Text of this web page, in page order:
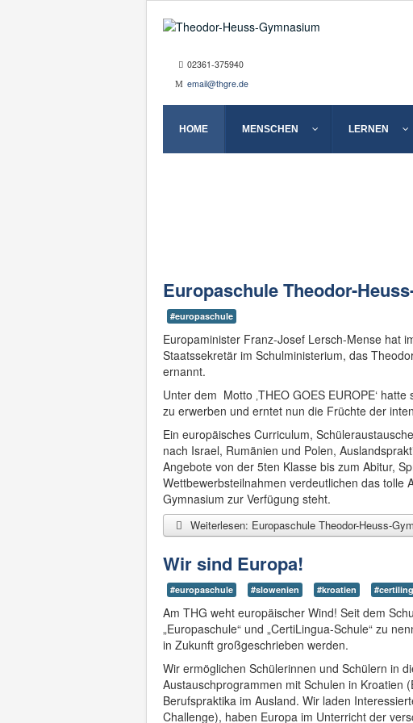
02361-375940
email@thgre.de
HOME MENSCHEN LERNEN
Europaschule Theodor-
#europaschule
Europaminister Franz-Josef Lersch-Mense hat
Staatssekretär im Schulministerium, das
ernannt.
Unter dem Motto ‚THEO GOES EUROPE‘
zu erwerben und erntet nun die Früchte der
Ein europäisches Curriculum,
nach Israel, Rumänien und Polen,
Angebote von der 5ten Klasse bis zum Abitur,
Wettbewerbsteilnahmen verdeutlichen das tolle
Gymnasium zur Verfügung steht.
Weiterlesen: Europaschule Theodor-Heuss-
Wir sind Europa!
#europaschule #slowenien #kroatien
Am THG weht europäischer Wind! Seit dem
„Europaschule“ und „CertiLingua-Schule“ zu
in Zukunft großgeschrieben werden.
Wir ermöglichen Schülerinnen und Schülern in
Austauschprogrammen mit Schulen in Kroatien
Berufspraktika im Ausland. Wir laden
Challenge), haben Europa im Unterricht der